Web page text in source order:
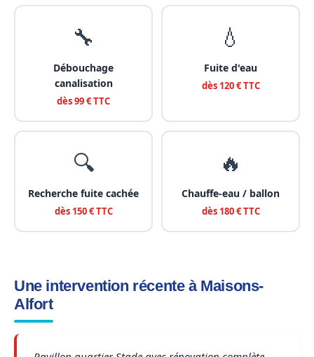
🔧
Débouchage
canalisation
dès 99 € TTC
💧
Fuite d'eau
dès 120 € TTC
🔍
Recherche fuite cachée
dès 150 € TTC
🔥
Chauffe-eau / ballon
dès 180 € TTC
Une intervention récente à Maisons-
Alfort